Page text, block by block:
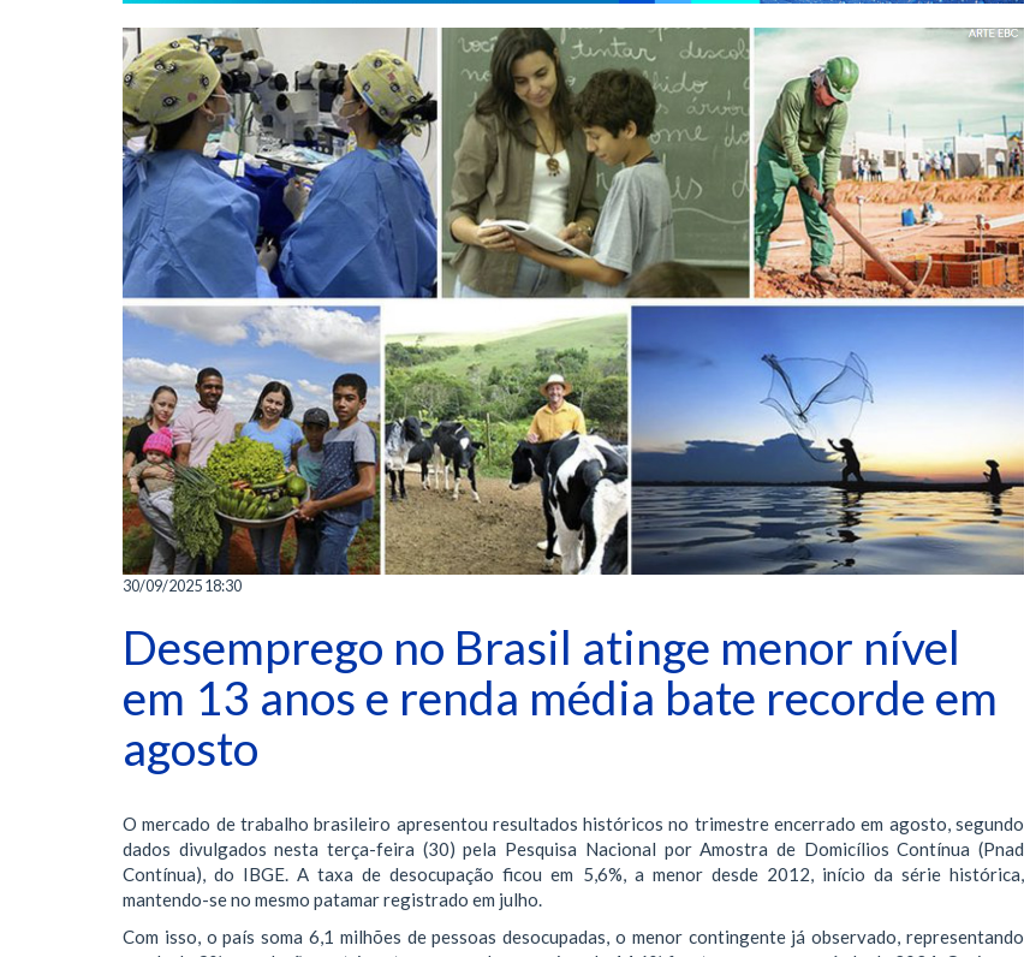
30/09/2025 18:30
Desemprego no Brasil atinge menor nível
em 13 anos e renda média bate recorde em
agosto
O mercado de trabalho brasileiro apresentou resultados históricos no trimestre encerrado em agosto, segundo
dados divulgados nesta terça-feira (30) pela Pesquisa Nacional por Amostra de Domicílios Contínua (Pnad
Contínua), do IBGE. A taxa de desocupação ficou em 5,6%, a menor desde 2012, início da série histórica,
mantendo-se no mesmo patamar registrado em julho.
Com isso, o país soma 6,1 milhões de pessoas desocupadas, o menor contingente já observado, representando